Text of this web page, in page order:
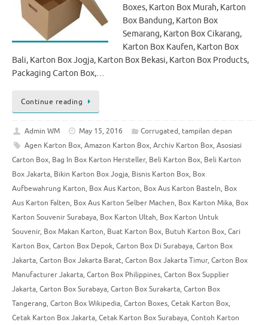
Boxes, Karton Box Murah, Karton
Box Bandung, Karton Box
Semarang, Karton Box Cikarang,
Karton Box Kaufen, Karton Box
Bali, Karton Box Jogja, Karton Box Bekasi, Karton Box Products,
Packaging Carton Box,…
Continue reading
Admin WM May 15, 2016 Corrugated, tampilan depan
Agen Karton Box, Amazon Karton Box, Archiv Karton Box, Asosiasi
Carton Box, Bag In Box Karton Hersteller, Beli Karton Box, Beli Karton
Box Jakarta, Bikin Karton Box Jogja, Bisnis Karton Box, Box
Aufbewahrung Karton, Box Aus Karton, Box Aus Karton Basteln, Box
Aus Karton Falten, Box Aus Karton Selber Machen, Box Karton Mika, Box
Karton Souvenir Surabaya, Box Karton Ultah, Box Karton Untuk
Souvenir, Box Makan Karton, Buat Karton Box, Butuh Karton Box, Cari
Karton Box, Carton Box Depok, Carton Box Di Surabaya, Carton Box
Jakarta, Carton Box Jakarta Barat, Carton Box Jakarta Timur, Carton Box
Manufacturer Jakarta, Carton Box Philippines, Carton Box Supplier
Jakarta, Carton Box Surabaya, Carton Box Surakarta, Carton Box
Tangerang, Carton Box Wikipedia, Carton Boxes, Cetak Karton Box,
Cetak Karton Box Jakarta, Cetak Karton Box Surabaya, Contoh Karton